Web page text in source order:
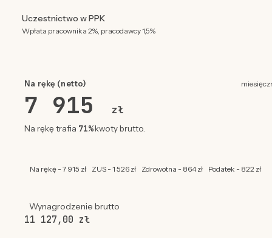
Uczestnictwo w PPK
Wpłata pracownika 2%, pracodawcy 1,5%
Na rękę (netto)
7 915 zł
Na rękę trafia 71%kwoty brutto.
Na rękę - 7 915 zł ZUS - 1 526 zł Zdrowotna - 864 zł Podatek - 822 zł
Wynagrodzenie brutto
11 127,00 zł